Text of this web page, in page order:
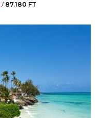
/ 87.180 FT